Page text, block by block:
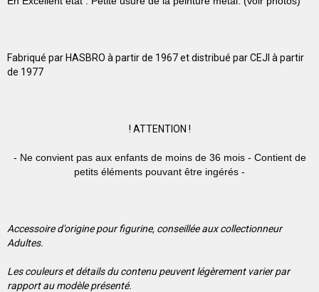
Fabriqué par HASBRO à partir de 1967 et distribué par CEJI à partir
de 1977
! ATTENTION !
- Ne convient pas aux enfants de moins de 36 mois - Contient de
petits éléments pouvant être ingérés -
Accessoire d'origine pour figurine, conseillée aux collectionneur
Adultes.
Les couleurs et détails du contenu peuvent légèrement varier par
rapport au modèle présenté.